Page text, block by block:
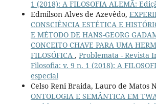
1 (2018): A FILOSOFIA ALEMÃ:
Edmilson Alves de Azevêdo,
CONSCIÊNCIA ESTÉTICA E
E MÉTODO DE HANS-GEORG
CONCEITO CHAVE PARA UMA
FILOSÓFICA , Problemata - Revista
Filosofia: v. 9 n. 1 (2018): A
especial
Celso Reni Braida, Lauro de Matos
ONTOLOGIA E SEMÂNTICA EM